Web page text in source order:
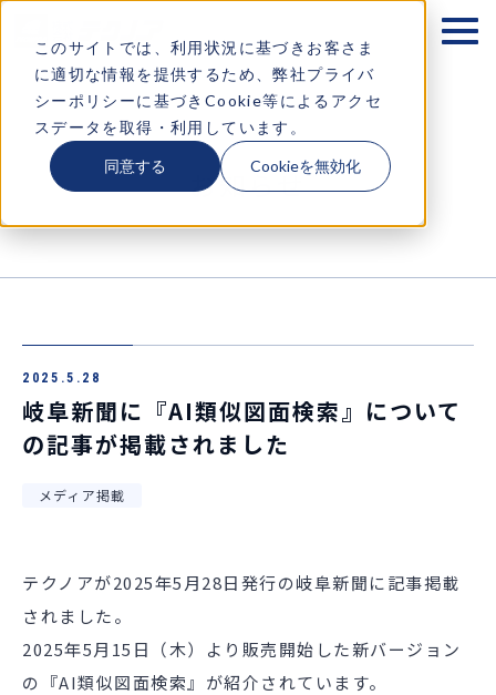
このサイトでは、利用状況に基づきお客さま
に適切な情報を提供するため、弊社プライバ
シーポリシーに基づきCookie等によるアクセ
スデータを取得・利用しています。
同意する Cookieを無効化
企業情報
ソリューション
お知らせ
お問い合わせ
お知らせ
2025.5.28
岐阜新聞に『AI類似図面検索』について
の記事が掲載されました
メディア掲載
テクノアが2025年5月28日発行の岐阜新聞に記事掲載
されました。
2025年5月15日（木）より販売開始した新バージョン
の『AI類似図面検索』が紹介されています。